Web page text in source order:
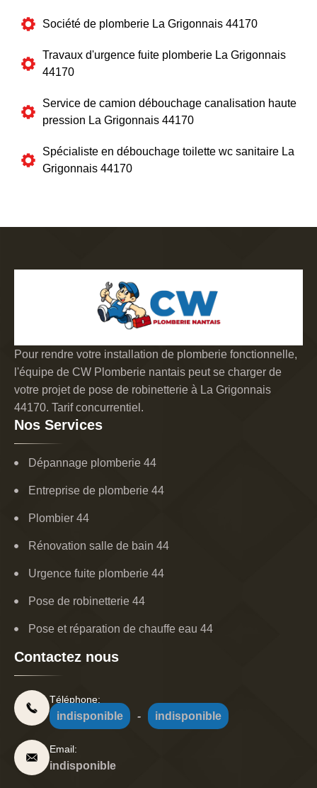
Société de plomberie La Grigonnais 44170
Travaux d'urgence fuite plomberie La Grigonnais
44170
Service de camion débouchage canalisation haute
pression La Grigonnais 44170
Spécialiste en débouchage toilette wc sanitaire La
Grigonnais 44170
Pour rendre votre installation de plomberie fonctionnelle,
l'équipe de CW Plomberie nantais peut se charger de
votre projet de pose de robinetterie à La Grigonnais
44170. Tarif concurrentiel.
Nos Services
Dépannage plomberie 44
Entreprise de plomberie 44
Plombier 44
Rénovation salle de bain 44
Urgence fuite plomberie 44
Pose de robinetterie 44
Pose et réparation de chauffe eau 44
Contactez nous
Téléphone:
indisponible - indisponible
Email:
indisponible